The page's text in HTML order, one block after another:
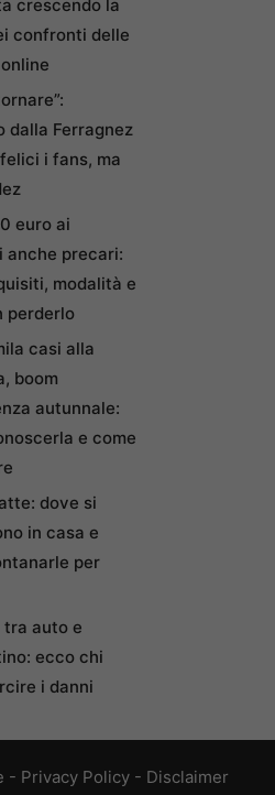
crescendo la
confronti delle
dalla Ferragnez
i fans, ma
euro ai
anche precari:
modalità e
perderlo
casi alla
boom
autunnale:
e come
dove si
in casa e
per
auto e
ecco chi
i danni
- Privacy Policy - Disclaimer